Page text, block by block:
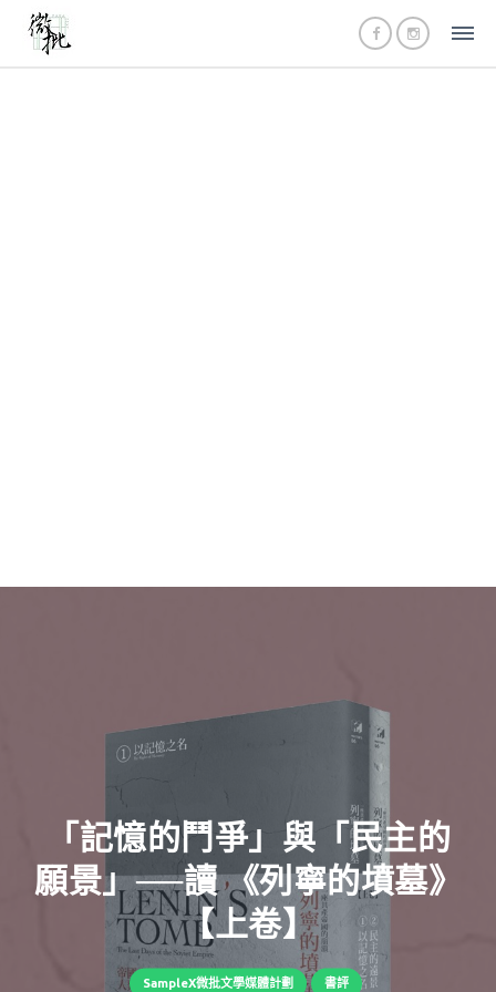
「記憶的鬥爭」與「民主的
願景」──讀 《列寧的墳墓》
【上卷】
SampleX微批文學媒體計劃 書評